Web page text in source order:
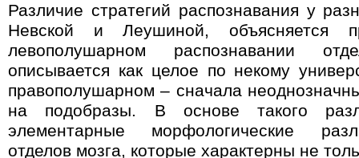
Различие стратегий распознавания у
Невской и Леушиной, объясняется
левополушарном распознавании
описывается как целое по некому
правополушарном – сначала
на подобразы. В основе такого
элементарные морфологические
отделов мозга, которые характерны не